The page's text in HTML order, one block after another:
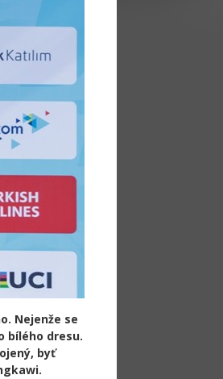
Nejenže se
bílého dresu.
byť